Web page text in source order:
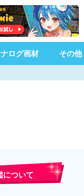
ログ画材 その他
について